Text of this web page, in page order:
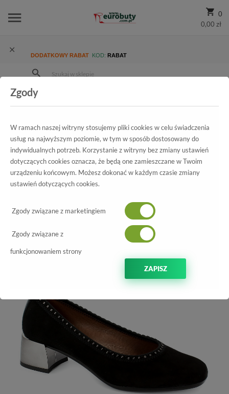
0
0,00 zł
DODATKOWY RABAT KOD: RABAT
Ekskluzywne
Kolekcja
Damskie
Wszystkie produkty
Hi87545 Ante-I8 Black
Zgody
W ramach naszej witryny stosujemy pliki cookies w celu świadczenia
usług na najwyższym poziomie, w tym w sposób dostosowany do
indywidualnych potrzeb. Korzystanie z witryny bez zmiany ustawień
dotyczących cookies oznacza, że będą one zamieszczane w Twoim
urządzeniu końcowym. Możesz dokonać w każdym czasie zmiany
ustawień dotyczących cookies.
Zgody związane z marketingiem
Zgody związane z
funkcjonowaniem strony
ZAPISZ